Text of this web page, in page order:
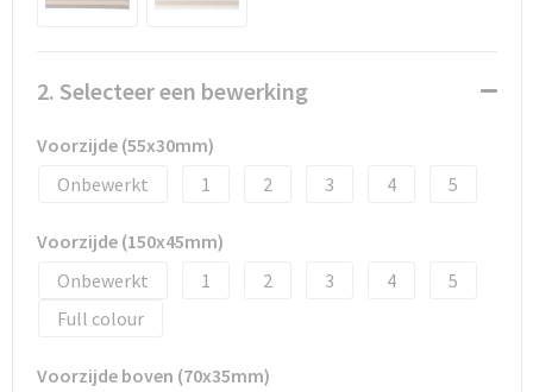
Fietstassen
Reistassen
2. Selecteer een bewerking
Voorzijde (55x30mm)
Onbewerkt
1 2 3 4 5
Voorzijde (150x45mm)
Onbewerkt
1 2 3 4
5
Full colour
Voorzijde boven (70x35mm)